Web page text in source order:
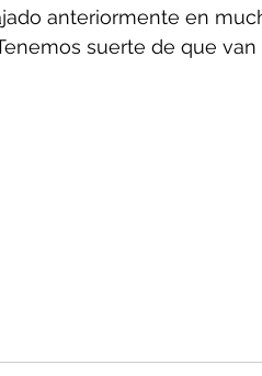
anteriormente en
suerte de que